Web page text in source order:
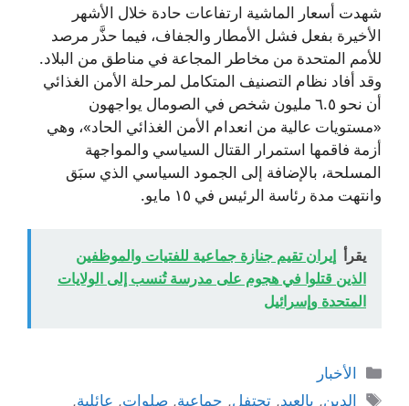
شهدت أسعار الماشية ارتفاعات حادة خلال الأشهر
الأخيرة بفعل فشل الأمطار والجفاف، فيما حذَّر مرصد
للأمم المتحدة من مخاطر المجاعة في مناطق من البلاد.
وقد أفاد نظام التصنيف المتكامل لمرحلة الأمن الغذائي
أن نحو ٦.٥ مليون شخص في الصومال يواجهون
«مستويات عالية من انعدام الأمن الغذائي الحاد»، وهي
أزمة فاقمها استمرار القتال السياسي والمواجهة
المسلحة، بالإضافة إلى الجمود السياسي الذي سبَق
وانتهت مدة رئاسة الرئيس في ١٥ مايو.
يقرأ إيران تقيم جنازة جماعية للفتيات والموظفين
الذين قتلوا في هجوم على مدرسة تُنسب إلى الولايات
المتحدة وإسرائيل
التصنيفات
الأخبار
الوسوم
الدين, بالعيد,تحتفل, جماعية,صلوات, عائلية,